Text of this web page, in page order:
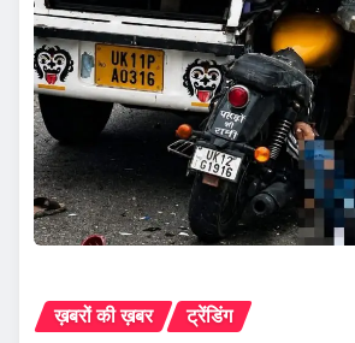
ख़बरों की ख़बर ट्रेंडिंग